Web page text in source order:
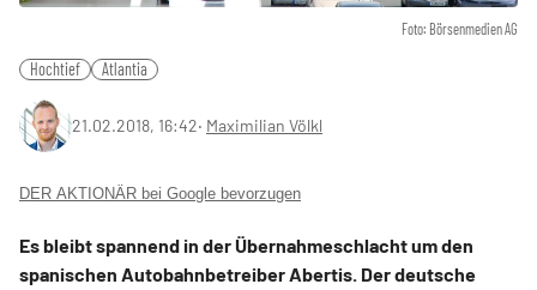
Foto: Börsenmedien AG
Hochtief Atlantia
21.02.2018, 16:42‧ Maximilian Völkl
DER AKTIONÄR bei Google bevorzugen
Es bleibt spannend in der Übernahmeschlacht um den
spanischen Autobahnbetreiber Abertis. Der deutsche